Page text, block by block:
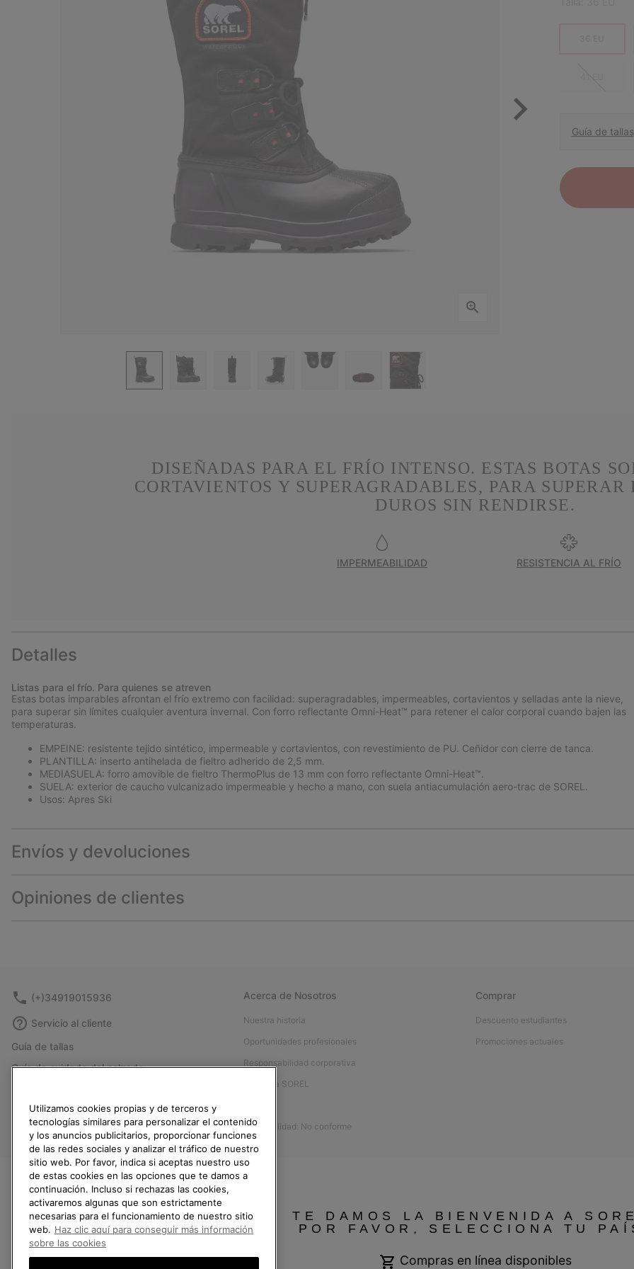
Guía de tallas
DISEÑADAS PARA EL FRÍO INTENSO. ESTAS BOTAS
CORTAVIENTOS Y SUPERAGRADABLES, PARA
DUROS SIN RENDIRSE.
IMPERMEABILIDAD RESISTENCIA AL FRÍO
Detalles
Listas para el frío. Para quienes se atreven
Estas botas imparables afrontan el frío extremo con facilidad: superagradables, impermeables, cortavientos y selladas ante la nieve,
para superar sin límites cualquier aventura invernal. Con forro reflectante Omni-Heat™ para retener el calor corporal cuando bajen las
temperaturas.
EMPEINE: resistente tejido sintético, impermeable y cortavientos, con revestimiento de PU. Ceñidor con cierre de tanca.
PLANTILLA: inserto antihelada de fieltro adherido de 2,5 mm.
MEDIASUELA: forro amovible de fieltro ThermoPlus de 13 mm con forro reflectante Omni-Heat™.
SUELA: exterior de caucho vulcanizado impermeable y hecho a mano, con suela antiacumulación aero-trac de SOREL.
Usos: Apres Ski
Envíos y devoluciones
Opiniones de clientes
(+)34919015936
Servicio al cliente
Guía de tallas
Guía de cuidado del calzado
Devoluciones
Desistir del contrato
Estado del pedido
Envío
Pago
Preguntas frecuentes
Acerca de Nosotros
Nuestra historia
Oportunidades profesionales
Responsabilidad corporativa
Afíliese a SOREL
Accesibilidad: No conforme
Comprar
Descuento estudiantes
Promociones actuales
TE DAMOS LA BIENVENIDA A
POR FAVOR, SELECCIONA TU
Compras en línea disponibles
Utilizamos cookies propias y de terceros y
tecnologías similares para personalizar el contenido
y los anuncios publicitarios, proporcionar funciones
de las redes sociales y analizar el tráfico de nuestro
sitio web. Por favor, indica si aceptas nuestro uso
de estas cookies en las opciones que te damos a
continuación. Incluso si rechazas las cookies,
activaremos algunas que son estrictamente
necesarias para el funcionamiento de nuestro sitio
web. Haz clic aquí para conseguir más información
sobre las cookies